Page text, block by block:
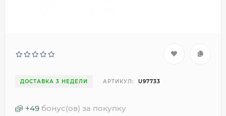
ДОСТАВКА 3 НЕДЕЛИ АРТИКУЛ: U97733
+49 бонус(ов) за покупку